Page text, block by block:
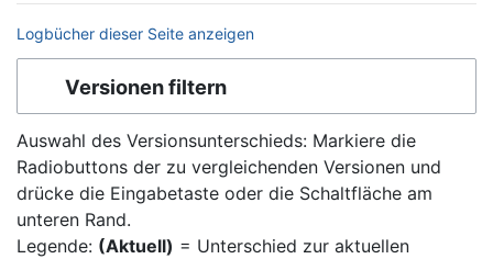
Logbücher dieser Seite anzeigen
Wechseln zu:Navigation,Suche
Versionen filtern
Auswahl des Versionsunterschieds: Markiere die
Radiobuttons der zu vergleichenden Versionen und
drücke die Eingabetaste oder die Schaltfläche am
unteren Rand.
Legende: (Aktuell) = Unterschied zur aktuellen